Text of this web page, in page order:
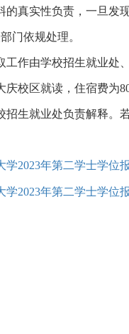
的真实性负责，一旦发
门依规处理。
工作由学校招生就业处
校区就读，住宿费为
招生就业处负责解释。
学2023年第二学士学位
学2023年第二学士学位